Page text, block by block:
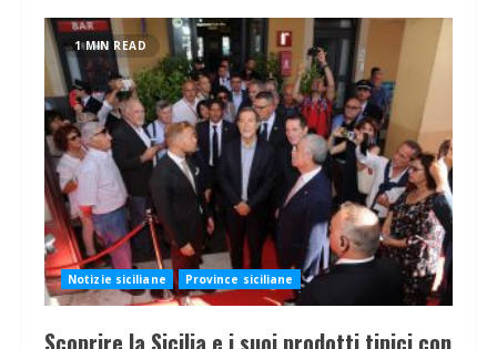
1 MIN READ
Notizie siciliane Province siciliane